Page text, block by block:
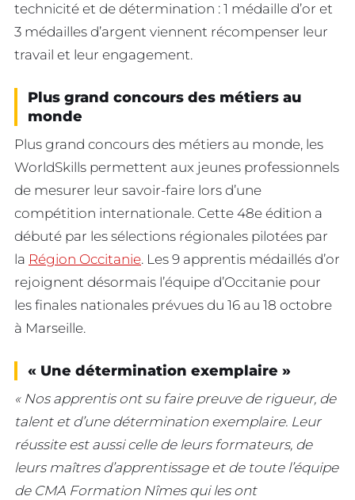
technicité et de détermination : 1 médaille d’or et
3 médailles d’argent viennent récompenser leur
travail et leur engagement.
Plus grand concours des métiers au
monde
Plus grand concours des métiers au monde, les
WorldSkills permettent aux jeunes professionnels
de mesurer leur savoir-faire lors d’une
compétition internationale. Cette 48e édition a
débuté par les sélections régionales pilotées par
la Région Occitanie. Les 9 apprentis médaillés d’or
rejoignent désormais l’équipe d’Occitanie pour
les finales nationales prévues du 16 au 18 octobre
à Marseille.
« Une détermination exemplaire »
« Nos apprentis ont su faire preuve de rigueur, de
talent et d’une détermination exemplaire. Leur
réussite est aussi celle de leurs formateurs, de
leurs maîtres d’apprentissage et de toute l’équipe
de CMA Formation Nîmes qui les ont